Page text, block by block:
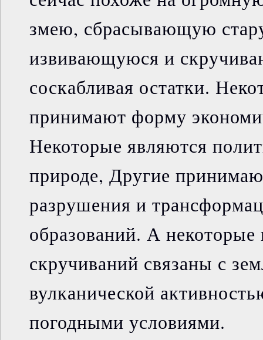
змею, сбрасывающую
извивающуюся и
соскабливая остатки.
принимают форму
Некоторые являются
природе, Другие
разрушения и
образований. А некоторые
скручиваний связаны с
вулканической
погодными условиями.